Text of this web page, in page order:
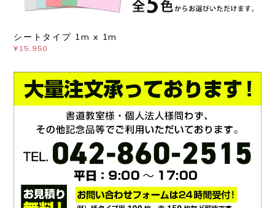
シートタイプ 1m x 1m
¥15,950